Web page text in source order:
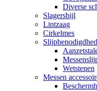
Diverse
Slagersbijl
Lintzaag
Cirkelmes
Wetstenen
Messen